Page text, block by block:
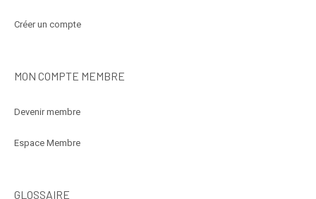
Créer un compte
MON COMPTE MEMBRE
Devenir membre
Espace Membre
GLOSSAIRE